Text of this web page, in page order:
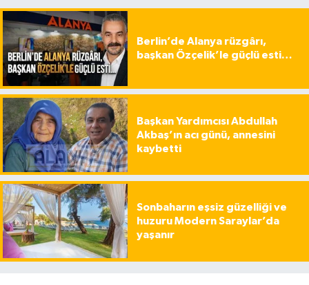
Berlin’de Alanya rüzgârı,
başkan Özçelik’le güçlü esti…
Başkan Yardımcısı Abdullah
Akbaş’ın acı günü, annesini
kaybetti
Sonbaharın eşsiz güzelliği ve
huzuru Modern Saraylar’da
yaşanır